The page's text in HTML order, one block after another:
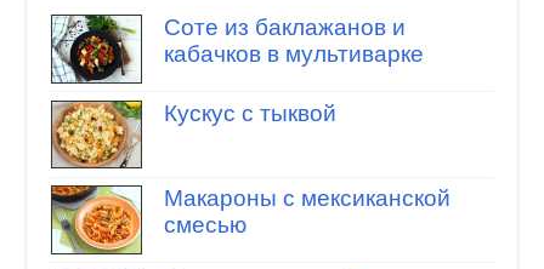
Соте из баклажанов и
кабачков в мультиварке
Кускус с тыквой
Макароны с мексиканской
смесью